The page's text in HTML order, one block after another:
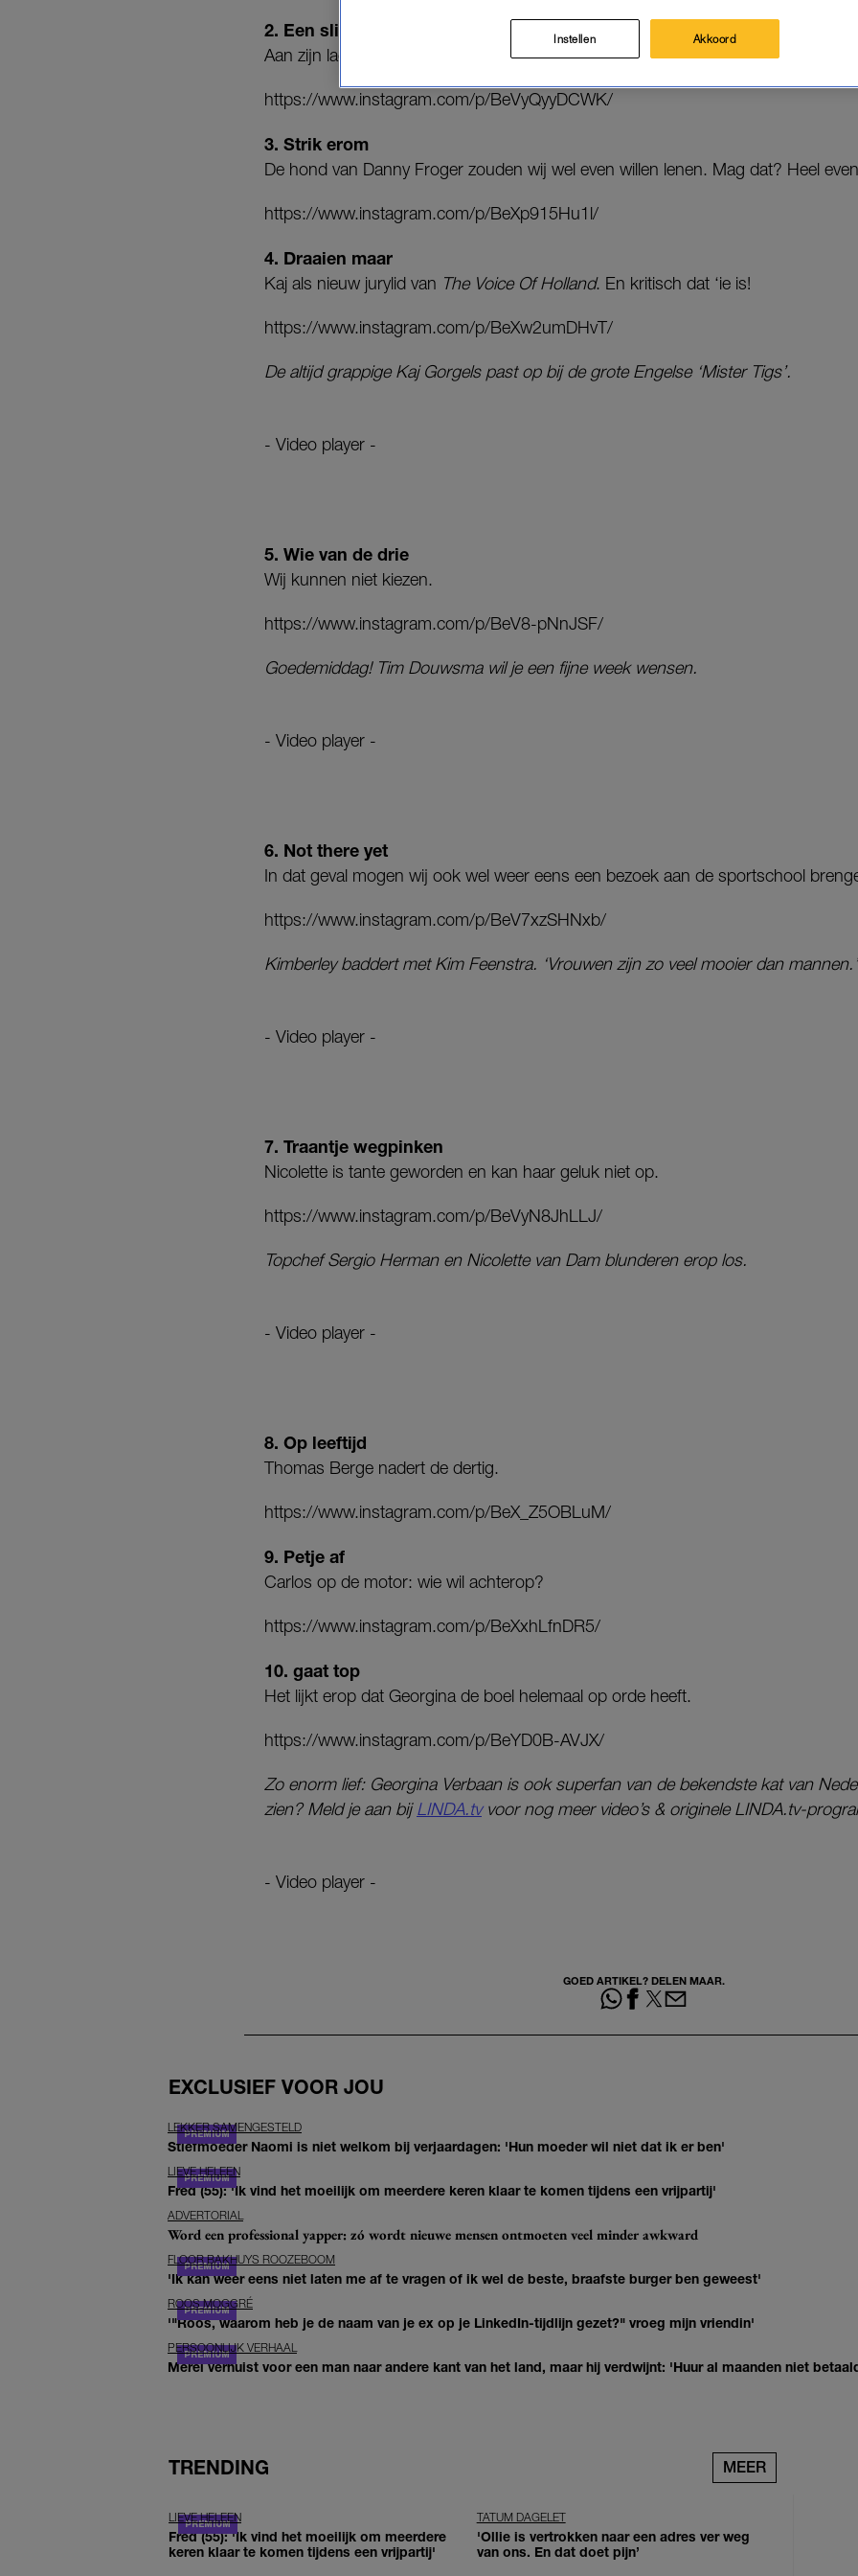
2. Een slippertje
Aan zijn lach te zien, maakt het dj Tiësto niet zoveel uit dat hij vaststaat.
https://www.instagram.com/p/BeVyQyyDCWK/
3. Strik erom
De hond van Danny Froger zouden wij wel even willen lenen. Mag dat? Heel
https://www.instagram.com/p/BeXp915Hu1l/
4. Draaien maar
Kaj als nieuw jurylid van The Voice Of Holland. En kritisch dat ‘ie is!
https://www.instagram.com/p/BeXw2umDHvT/
De altijd grappige Kaj Gorgels past op bij de grote Engelse ‘Mister Tigs’.
- Video player -
5. Wie van de drie
Wij kunnen niet kiezen.
https://www.instagram.com/p/BeV8-pNnJSF/
Goedemiddag! Tim Douwsma wil je een fijne week wensen.
- Video player -
6. Not there yet
In dat geval mogen wij ook wel weer eens een bezoek aan de sportschool
https://www.instagram.com/p/BeV7xzSHNxb/
Kimberley baddert met Kim Feenstra. ‘Vrouwen zijn zo veel mooier dan mannen.’
- Video player -
7. Traantje wegpinken
Nicolette is tante geworden en kan haar geluk niet op.
https://www.instagram.com/p/BeVyN8JhLLJ/
Topchef Sergio Herman en Nicolette van Dam blunderen erop los.
- Video player -
8. Op leeftijd
Thomas Berge nadert de dertig.
https://www.instagram.com/p/BeX_Z5OBLuM/
9. Petje af
Carlos op de motor: wie wil achterop?
https://www.instagram.com/p/BeXxhLfnDR5/
10. gaat top
Het lijkt erop dat Georgina de boel helemaal op orde heeft.
https://www.instagram.com/p/BeYD0B-AVJX/
Zo enorm lief: Georgina Verbaan is ook superfan van de bekendste kat van
zien? Meld je aan bijLINDA.tvvoor nog meer video’s & originele LINDA.tv-
- Video player -
GOED ARTIKEL? DELEN MAAR.
EXCLUSIEF VOOR JOU
LEKKER SAMENGESTELD
Stiefmoeder Naomi is niet welkom bij verjaardagen: 'Hun moeder wil niet dat ik er ben'
LIEVE HELEEN
Fred (55): 'Ik vind het moeilijk om meerdere keren klaar te komen tijdens een vrijpartij'
ADVERTORIAL
Word een professional yapper: zó wordt nieuwe mensen ontmoeten veel minder awkward
FLOOR BAKHUYS ROOZEBOOM
'Ik kan weer eens niet laten me af te vragen of ik wel de beste, braafste burger ben geweest'
ROOS MOGGRÉ
'"Roos, waarom heb je de naam van je ex op je LinkedIn-tijdlijn gezet?" vroeg mijn vriendin'
PERSOONLIJK VERHAAL
Merel verhuist voor een man naar andere kant van het land, maar hij verdwijnt: 'Huur al maanden niet
TRENDING MEER
LIEVE HELEEN
Fred (55): 'Ik vind het moeilijk om meerdere
keren klaar te komen tijdens een vrijpartij'
TATUM DAGELET
'Ollie is vertrokken naar een adres ver weg
van ons. En dat doet pijn’
Instellen Akkoord